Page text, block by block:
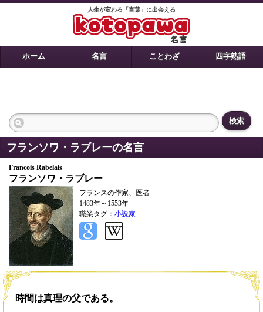
人生が変わる「言葉」に出会える
ホーム 名言 ことわざ 四字熟語
検索
フランソワ・ラブレーの名言
Francois Rabelais
フランソワ・ラブレー
フランスの作家、医者
1483年～1553年
職業タグ： 小説家
時間は真理の父である。